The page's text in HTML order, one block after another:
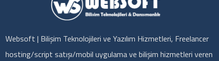
Websoft | Bilişim Teknolojileri ve Yazılım Hizmetleri, Freelancer
hosting/script satışı/mobil uygulama ve bilişim hizmetleri veren